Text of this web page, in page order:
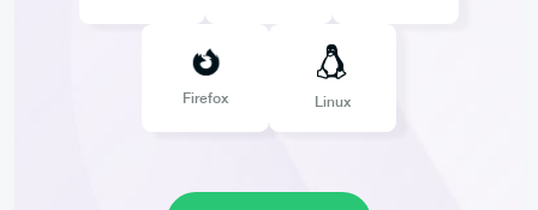
Firefox Linux